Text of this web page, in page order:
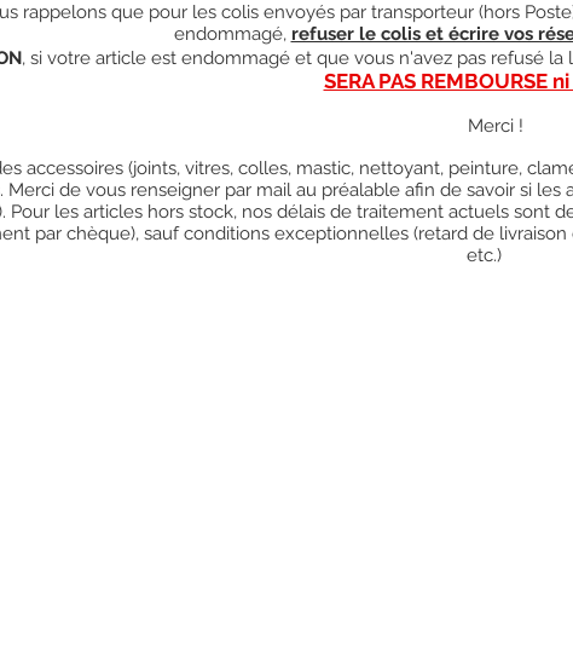
rappelons que pour les colis envoyés par transporteur (hors
endommagé, refuser le colis et écrire vos
, si votre article est endommagé et que vous n'avez pas refusé
SERA PAS REMBOURSE
Merci !
accessoires (joints, vitres, colles, mastic, nettoyant, peinture,
Merci de vous renseigner par mail au préalable afin de savoir si
Pour les articles hors stock, nos délais de traitement actuels sont
par chèque), sauf conditions exceptionnelles (retard de
etc.)